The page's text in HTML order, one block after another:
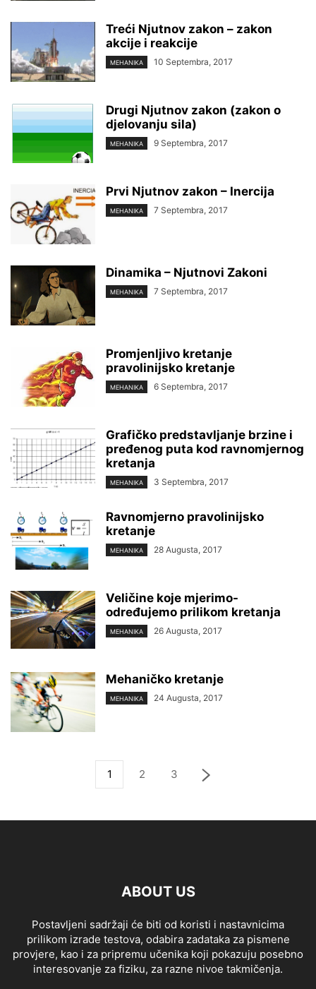
Treći Njutnov zakon – zakon
akcije i reakcije
MEHANIKA 10 Septembra, 2017
Drugi Njutnov zakon (zakon o
djelovanju sila)
MEHANIKA 9 Septembra, 2017
Prvi Njutnov zakon – Inercija
MEHANIKA 7 Septembra, 2017
Dinamika – Njutnovi Zakoni
MEHANIKA 7 Septembra, 2017
Promjenljivo kretanje
pravolinijsko kretanje
MEHANIKA 6 Septembra, 2017
Grafičko predstavljanje brzine i
pređenog puta kod ravnomjernog
kretanja
MEHANIKA 3 Septembra, 2017
Ravnomjerno pravolinijsko
kretanje
MEHANIKA 28 Augusta, 2017
Veličine koje mjerimo-
određujemo prilikom kretanja
MEHANIKA 26 Augusta, 2017
Mehaničko kretanje
MEHANIKA 24 Augusta, 2017
1 2 3
ABOUT US
Postavljeni sadržaji će biti od koristi i nastavnicima
prilikom izrade testova, odabira zadataka za pismene
provjere, kao i za pripremu učenika koji pokazuju posebno
interesovanje za fiziku, za razne nivoe takmičenja.